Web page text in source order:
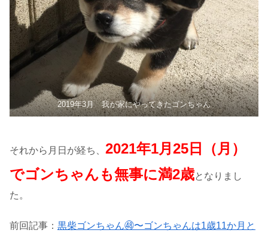
2019年3月 我が家にやってきたゴンちゃん
それから月日が経ち、 2021年1月25日（月）
でゴンちゃんも無事に満2歳となりまし
た。
前回記事： 黒柴ゴンちゃん㊽〜ゴンちゃんは1歳11か月と